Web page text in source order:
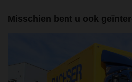
Misschien bent u ook